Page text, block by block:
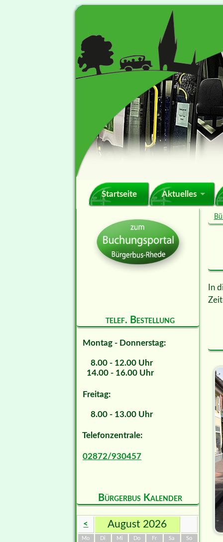
Navigation
überspringen
Startseite Aktuelles
In
telef. Bestellung
Montag - Donnerstag:
8.00 - 12.00 Uhr
14.00 - 16.00 Uhr
Freitag:
8.00 - 13.00 Uhr
Telefonzentrale:
02872/930457
Bürgerbus Kalender
< August 2026
Montag DienstagMittwoch
Donnerstag
Freitag SamstagSonntag